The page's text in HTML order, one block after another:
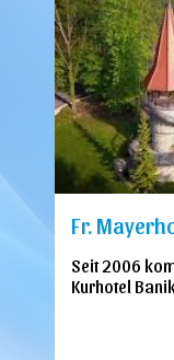
Fr.
Seit 2006
Kurhotel